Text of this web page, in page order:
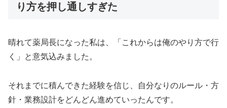
り方を押し通しすぎた
晴れて薬局長になった私は、「これからは俺のやり方で行
く」と意気込みました。
それまでに積んできた経験を信じ、自分なりのルール・方
針・業務設計をどんどん進めていったんです。